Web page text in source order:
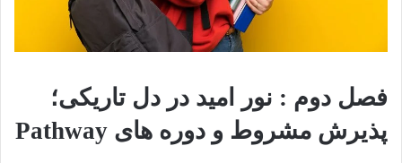
فصل دوم : نور امید در دل تاریکی؛
پذیرش مشروط و دوره های Pathway